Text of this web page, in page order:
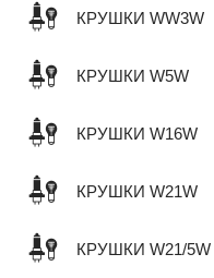
КРУШКИ WW3W
КРУШКИ W5W
КРУШКИ W16W
КРУШКИ W21W
КРУШКИ W21/5W